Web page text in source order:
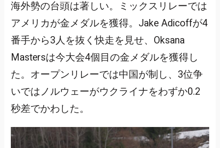
海外勢の台頭は著しい。ミックスリレーでは
アメリカが金メダルを獲得。Jake Adicoffが4
番手から3人を抜く快走を見せ、Oksana
Mastersは今大会4個目の金メダルを獲得し
た。オープンリレーでは中国が制し、3位争
いではノルウェーがウクライナをわずか0.2
秒差でかわした。